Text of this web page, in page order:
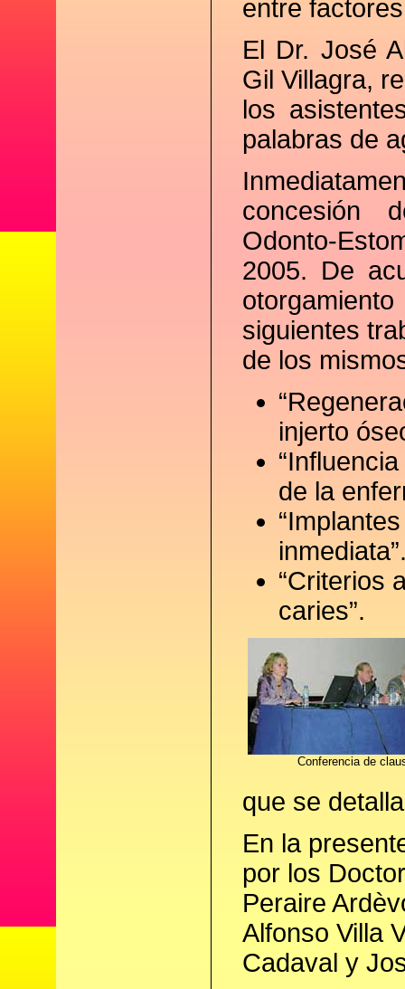
entre
El Dr. José
Gil Villagra,
los
palabras de
concesión
Odonto-
2005. De
siguientes
de los
injerto
de la
“Criterios
caries”.
Conferencia de
que se
En la
por los
Peraire
Alfonso Villa
Cadaval y